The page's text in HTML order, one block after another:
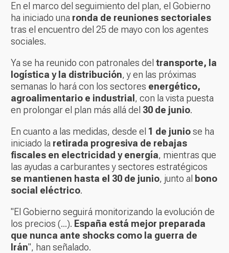
En el marco del seguimiento del plan, el Gobierno
ha iniciado una ronda de reuniones sectoriales
tras el encuentro del 25 de mayo con los agentes
sociales.
Ya se ha reunido con patronales del transporte, la
logística y la distribución, y en las próximas
semanas lo hará con los sectores energético,
agroalimentario e industrial , con la vista puesta
en prolongar el plan más allá del 30 de junio.
En cuanto a las medidas, desde el 1 de juniose ha
iniciado la retirada progresiva de rebajas
fiscales en electricidad y energía, mientras que
las ayudas a carburantes y sectores estratégicos
se mantienen hasta el 30 de junio, junto al bono
social eléctrico.
"El Gobierno seguirá monitorizando la evolución de
los precios (...). España está mejor preparada
que nunca ante shocks como la guerra de
Irán", han señalado.